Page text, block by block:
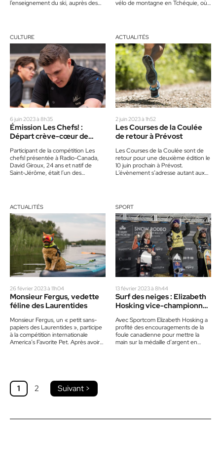
l’enseignement du ski, auprès des
vélo de montagne en Tchéquie, où il
CULTURE
6 juin 2023 à 8h35
Émission Les Chefs! :
Départ crève-cœur de
Participant de la compétition Les
chefs! présentée à Radio-Canada,
David Giroux, 24 ans et natif de
Saint-Jérôme, était l’un des
ACTUALITÉS
2 juin 2023 à 1h52
Les Courses de la Coulée
de retour à Prévost
Les Courses de la Coulée sont de
retour pour une deuxième édition le
10 juin prochain à Prévost.
L’évènement s’adresse autant aux
ACTUALITÉS
26 février 2023 à 11h04
Monsieur Fergus, vedette
féline des Laurentides
Monsieur Fergus, un « petit sans-
papiers des Laurentides », participe
à la compétition internationale
America’s Favorite Pet. Après avoir
SPORT
13 février 2023 à 8h44
Surf des neiges : Elizabeth
Hosking vice-championne
Avec Sportcom Elizabeth Hosking a
profité des encouragements de la
foule canadienne pour mettre la
main sur la médaille d’argent en
1 2 Suivant >